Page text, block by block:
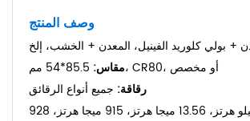
وصف المنتج
مقاس:
85.5*54 مم، CR80، أو مخصص
رقاقة: جميع أنواع الرقائق
125 كيلو هرتز، 13.56 ميجا هرتز، 915 ميجا هرتز، 928